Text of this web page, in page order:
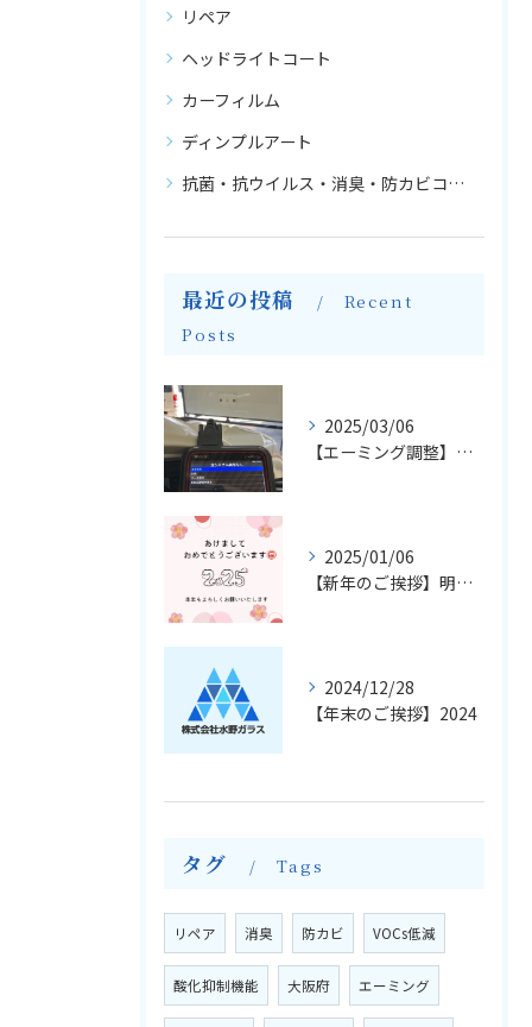
リペア
ヘッドライトコート
カーフィルム
ディンプルアート
抗菌・抗ウイルス・消臭・防カビコーティング
最近の投稿
Recent
Posts
2025/03/06
【エーミング調整】輸入車のフロントガラス交換とエーミングについて
2025/01/06
【新年のご挨拶】明けましておめでとうございます
2024/12/28
【年末のご挨拶】2024
タグ Tags
リペア 消臭 防カビ VOCs低減
酸化抑制機能 大阪府 エーミング